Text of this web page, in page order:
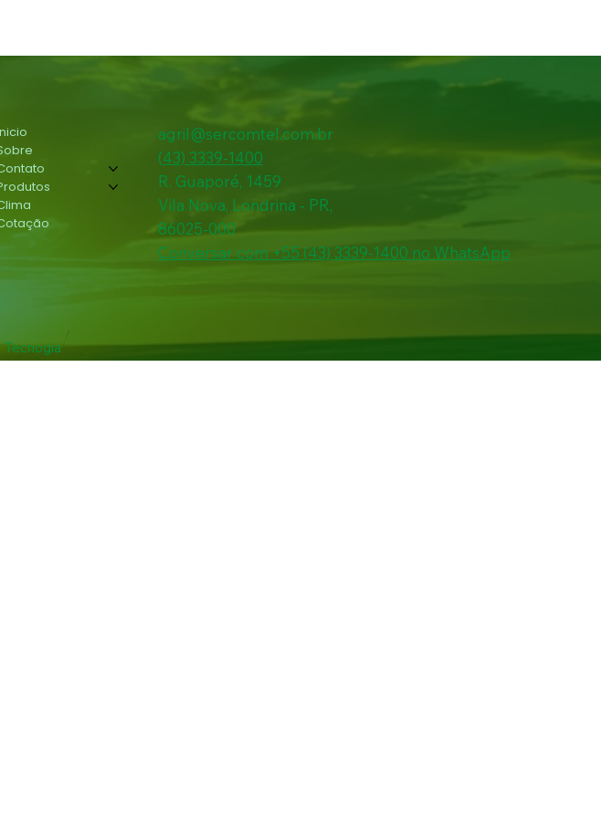
agril@sercomtel.com.br
(43) 3339-1400
R. Guaporé, 1459
Vila Nova, Londrina - PR,
86025-000
Conversar com +55 (43) 3339-1400 no WhatsApp
Tecnogia